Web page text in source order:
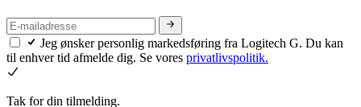
Jeg ønsker personlig markedsføring fra Logitech G. Du kan
til enhver tid afmelde dig. Se vores privatlivspolitik.
Tak for din tilmelding.